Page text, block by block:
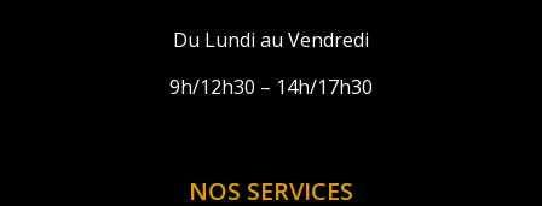
Du Lundi au Vendredi
9h/12h30 – 14h/17h30
NOS SERVICES